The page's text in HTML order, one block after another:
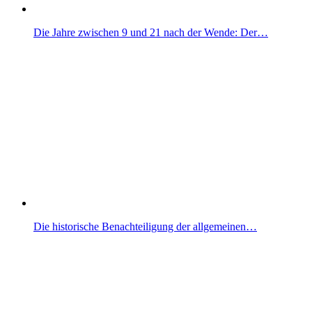
Die Jahre zwischen 9 und 21 nach der Wende: Der…
Die historische Benachteiligung der allgemeinen…